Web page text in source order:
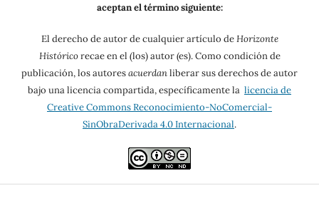
aceptan el término siguiente:
El derecho de autor de cualquier artículo deHorizonte
Históricorecae en el (los) autor (es). Como condición de
publicación, los autoresacuerdanliberar sus derechos de autor
bajo una licencia compartida, específicamente la licencia de
Creative Commons Reconocimiento-NoComercial-
SinObraDerivada 4.0 Internacional.